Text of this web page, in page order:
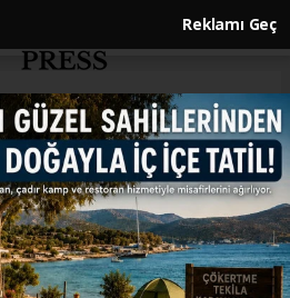
piyasalarında
enerji ve
öne çıktı
EKONOMİ
26.06.2026 - 12:40